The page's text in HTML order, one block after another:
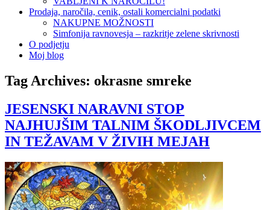
Prodaja, naročila, cenik, ostali komercialni podatki
NAKUPNE MOŽNOSTI
Simfonija ravnovesja – razkritje zelene skrivnosti
O podjetju
Moj blog
Tag Archives: okrasne smreke
JESENSKI NARAVNI STOP
NAJHUJŠIM TALNIM ŠKODLJIVCEM
IN TEŽAVAM V ŽIVIH MEJAH